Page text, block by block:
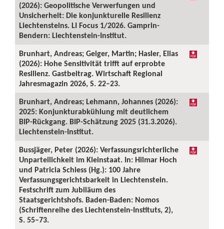
(2026): Geopolitische Verwerfungen und
Unsicherheit: Die konjunkturelle Resilienz
Liechtensteins. LI Focus 1/2026. Gamprin-
Bendern: Liechtenstein-Institut.
Brunhart, Andreas; Geiger, Martin; Hasler, Elias
(2026): Hohe Sensitivität trifft auf erprobte
Resilienz. Gastbeitrag. Wirtschaft Regional
Jahresmagazin 2026, S. 22–23.
Brunhart, Andreas; Lehmann, Johannes (2026):
2025: Konjunkturabkühlung mit deutlichem
BIP-Rückgang. BIP-Schätzung 2025 (31.3.2026).
Liechtenstein-Institut.
Bussjäger, Peter (2026): Verfassungsrichterliche
Unparteilichkeit im Kleinstaat. In: Hilmar Hoch
und Patricia Schiess (Hg.): 100 Jahre
Verfassungsgerichtsbarkeit in Liechtenstein.
Festschrift zum Jubiläum des
Staatsgerichtshofs. Baden-Baden: Nomos
(Schriftenreihe des Liechtenstein-Instituts, 2),
S. 55–73.